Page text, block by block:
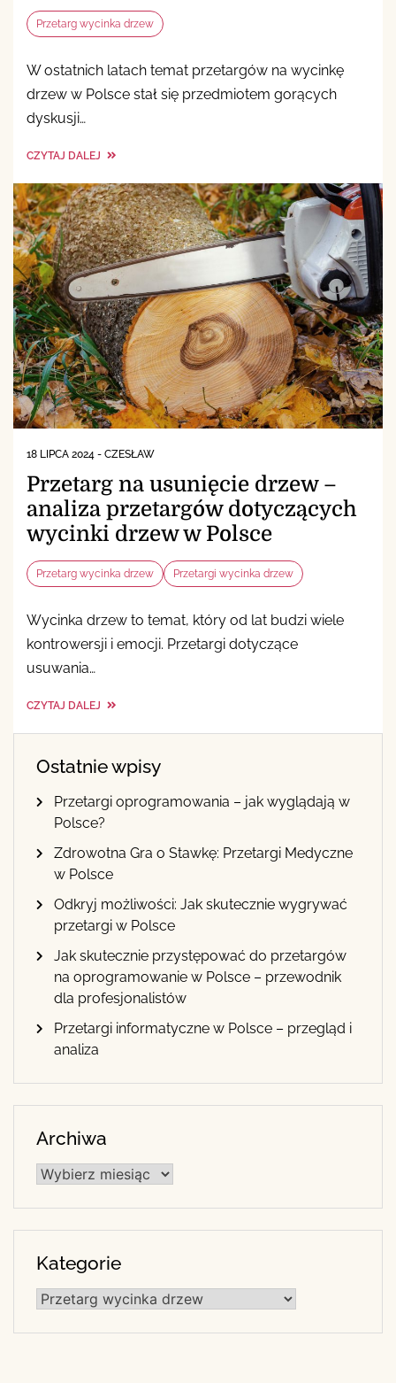
Przetarg wycinka drzew
W ostatnich latach temat przetargów na wycinkę
drzew w Polsce stał się przedmiotem gorących
dyskusji…
CZYTAJ DALEJ
18 LIPCA 2024 - CZESŁAW
Przetarg na usunięcie drzew –
analiza przetargów dotyczących
wycinki drzew w Polsce
Przetarg wycinka drzew Przetargi wycinka drzew
Wycinka drzew to temat, który od lat budzi wiele
kontrowersji i emocji. Przetargi dotyczące
usuwania…
CZYTAJ DALEJ
Ostatnie wpisy
Przetargi oprogramowania – jak wyglądają w
Polsce?
Zdrowotna Gra o Stawkę: Przetargi Medyczne
w Polsce
Odkryj możliwości: Jak skutecznie wygrywać
przetargi w Polsce
Jak skutecznie przystępować do przetargów
na oprogramowanie w Polsce – przewodnik
dla profesjonalistów
Przetargi informatyczne w Polsce – przegląd i
analiza
Archiwa
Archiwa
Kategorie
Kategorie